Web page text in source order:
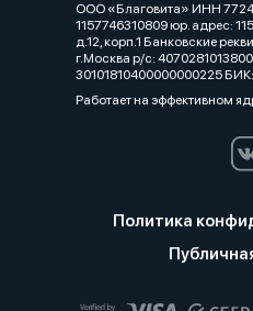
ООО «Благовита» ИНН
1157746310809 юр. адрес:
д.12, корп.1 Банковские
г.Москва р/с:
30101810400000000225
Работает на эффективном
Политика